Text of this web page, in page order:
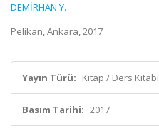
DEMİRHAN Y.
Pelikan, Ankara, 2017
Yayın Türü: Kitap / Ders Kitabı
Basım Tarihi: 2017